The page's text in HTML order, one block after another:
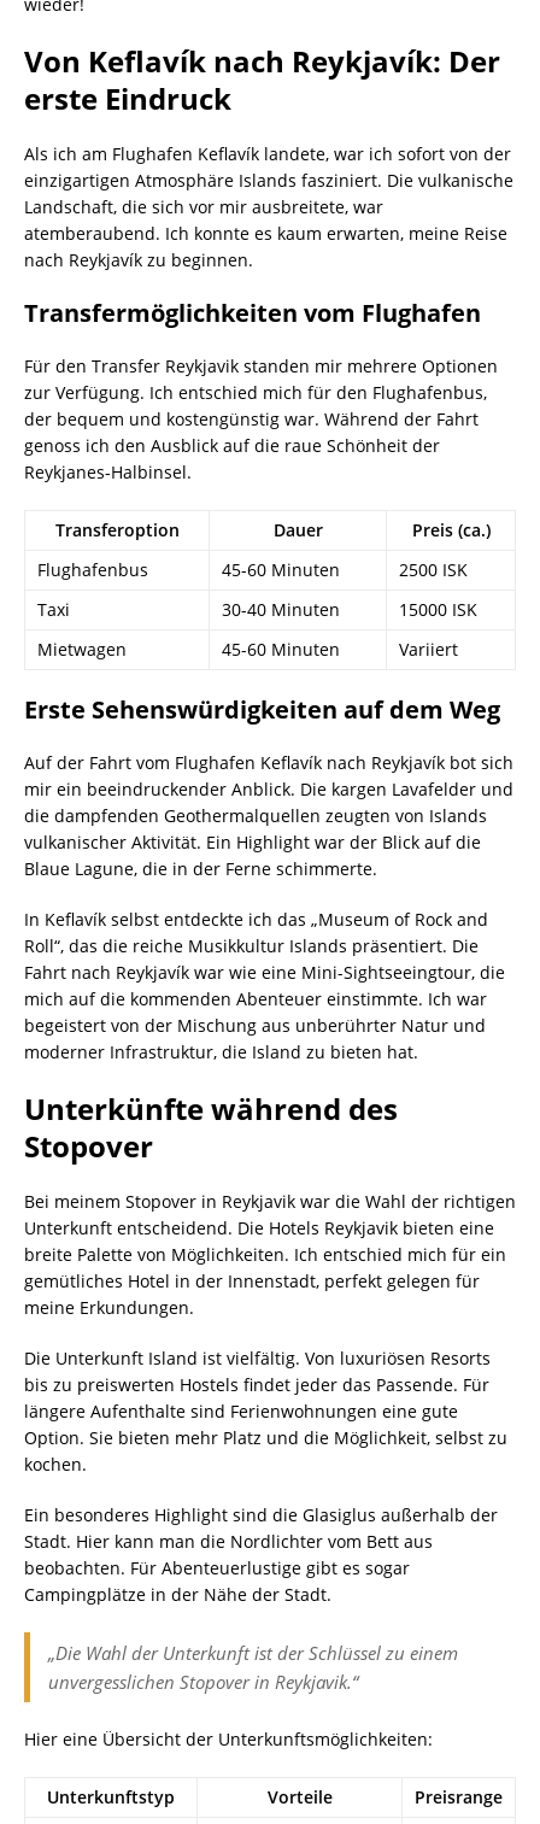
Von Keflavík nach Reykjavík: Der
erste Eindruck
Als ich am Flughafen Keflavík landete, war ich sofort von der
einzigartigen Atmosphäre Islands fasziniert. Die vulkanische
Landschaft, die sich vor mir ausbreitete, war
atemberaubend. Ich konnte es kaum erwarten, meine Reise
nach Reykjavík zu beginnen.
Transfermöglichkeiten vom Flughafen
Für den Transfer Reykjavik standen mir mehrere Optionen
zur Verfügung. Ich entschied mich für den Flughafenbus,
der bequem und kostengünstig war. Während der Fahrt
genoss ich den Ausblick auf die raue Schönheit der
Reykjanes-Halbinsel.
Transferoption Dauer
Preis (ca.)
Flughafenbus
45-60 Minuten
2500 ISK
Taxi
30-40 Minuten
15000 ISK
Mietwagen
45-60 Minuten Variiert
Erste Sehenswürdigkeiten auf dem Weg
Auf der Fahrt vom Flughafen Keflavík nach Reykjavík bot sich
mir ein beeindruckender Anblick. Die kargen Lavafelder und
die dampfenden Geothermalquellen zeugten von Islands
vulkanischer Aktivität. Ein Highlight war der Blick auf die
Blaue Lagune, die in der Ferne schimmerte.
In Keflavík selbst entdeckte ich das „Museum of Rock and
Roll“, das die reiche Musikkultur Islands präsentiert. Die
Fahrt nach Reykjavík war wie eine Mini-Sightseeingtour, die
mich auf die kommenden Abenteuer einstimmte. Ich war
begeistert von der Mischung aus unberührter Natur und
moderner Infrastruktur, die Island zu bieten hat.
Unterkünfte während des
Stopover
Bei meinem Stopover in Reykjavik war die Wahl der richtigen
Unterkunft entscheidend. Die Hotels Reykjavik bieten eine
breite Palette von Möglichkeiten. Ich entschied mich für ein
gemütliches Hotel in der Innenstadt, perfekt gelegen für
meine Erkundungen.
Die Unterkunft Island ist vielfältig. Von luxuriösen Resorts
bis zu preiswerten Hostels findet jeder das Passende. Für
längere Aufenthalte sind Ferienwohnungen eine gute
Option. Sie bieten mehr Platz und die Möglichkeit, selbst zu
kochen.
Ein besonderes Highlight sind die Glasiglus außerhalb der
Stadt. Hier kann man die Nordlichter vom Bett aus
beobachten. Für Abenteuerlustige gibt es sogar
Campingplätze in der Nähe der Stadt.
„Die Wahl der Unterkunft ist der Schlüssel zu einem
unvergesslichen Stopover in Reykjavik.“
Hier eine Übersicht der Unterkunftsmöglichkeiten:
Unterkunftstyp Vorteile
Preisrange